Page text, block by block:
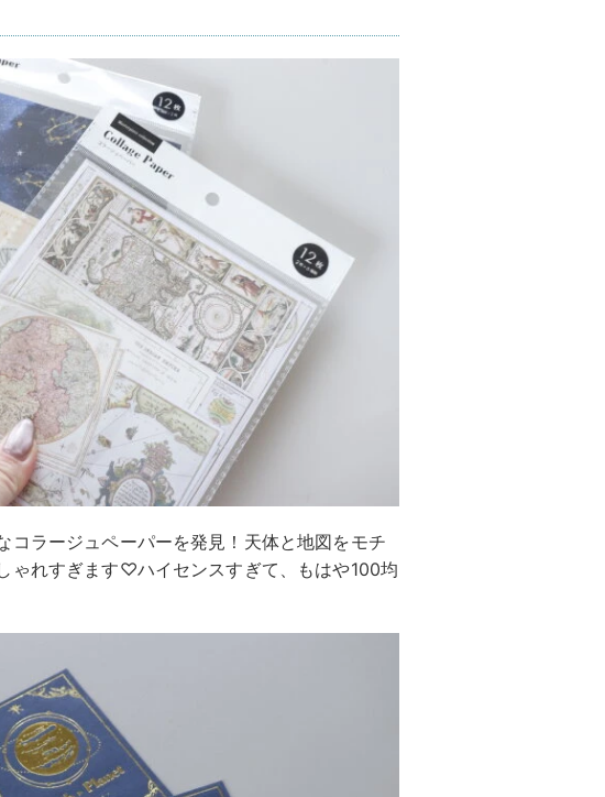
コラージュペーパーを発見！天体と地図をモチ
ゃれすぎます♡ハイセンスすぎて、もはや100均